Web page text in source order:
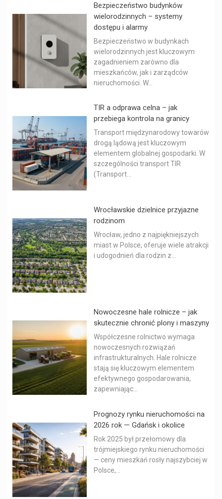
Bezpieczeństwo budynków
wielorodzinnych – systemy
dostępu i alarmy
Bezpieczeństwo w budynkach
wielorodzinnych jest kluczowym
zagadnieniem zarówno dla
mieszkańców, jak i zarządców
nieruchomości. W...
TIR a odprawa celna – jak
przebiega kontrola na granicy
Transport międzynarodowy towarów
drogą lądową jest kluczowym
elementem globalnej gospodarki. W
szczególności transport TIR
(Transport...
Wrocławskie dzielnice przyjazne
rodzinom
Wrocław, jedno z najpiękniejszych
miast w Polsce, oferuje wiele atrakcji
i udogodnień dla rodzin z...
Nowoczesne hale rolnicze – jak
skutecznie chronić plony i maszyny
Współczesne rolnictwo wymaga
nowoczesnych rozwiązań
infrastrukturalnych. Hale rolnicze
stają się kluczowym elementem
efektywnego gospodarowania,
zapewniając...
Prognozy rynku nieruchomości na
2026 rok — Gdańsk i okolice
Rok 2025 był przełomowy dla
trójmiejskiego rynku nieruchomości
— ceny mieszkań rosły najszybciej w
Polsce,...